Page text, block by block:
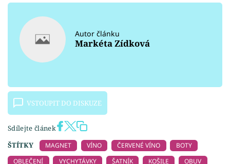
Autor článku
Markéta Zídková
VSTOUPIT DO DISKUZE
Sdílejte článek
ŠTÍTKY
MAGNET VÍNO ČERVENÉ VÍNO
BOTY
OBLEČENÍ
VYCHYTÁVKY ŠATNÍK KOŠILE
OBUV